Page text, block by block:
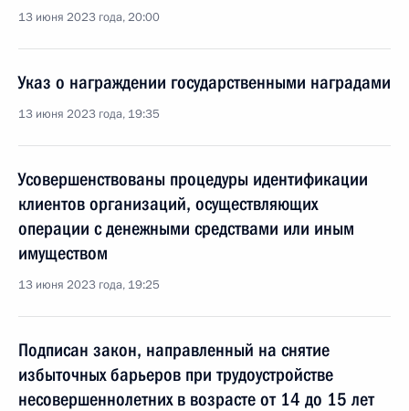
13 июня 2023 года, 20:00
Указ о награждении государственными наградами
13 июня 2023 года, 19:35
Усовершенствованы процедуры идентификации
клиентов организаций, осуществляющих
операции с денежными средствами или иным
имуществом
13 июня 2023 года, 19:25
Подписан закон, направленный на снятие
избыточных барьеров при трудоустройстве
несовершеннолетних в возрасте от 14 до 15 лет